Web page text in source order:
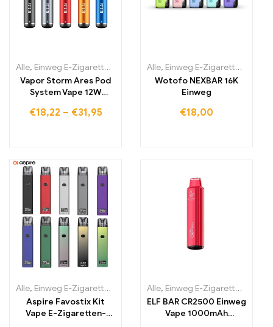
Alle, Einweg E-Zigaretten Einweg-E-Zigaretten Litauen,Einweg-
Vapor Storm Ares Pod
System Vape 12W
€18,22 – €31,95
Alle, Einweg E-Zigaretten
Wotofo NEXBAR 16K
Einweg
€18,00
Alle, Einweg E-Zigaretten Einweg-E-Zigaretten Litauen,Einweg-
Aspire Favostix Kit
Vape E-Zigaretten-
Alle, Einweg E-Zigaretten
ELF BAR CR2500 Einweg
Vape 1000mAh